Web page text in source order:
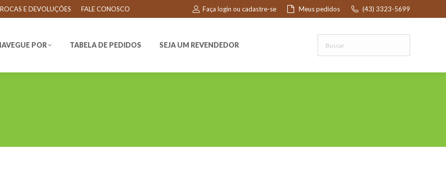
E DEVOLUÇÕES FALE CONOSCO Faça login ou cadastre-se Meus pedidos (43) 3323-5699
POR TABELA DE PEDIDOS SEJA UM REVENDEDOR
POR TABELA DE PEDIDOS SEJA UM REVENDEDOR